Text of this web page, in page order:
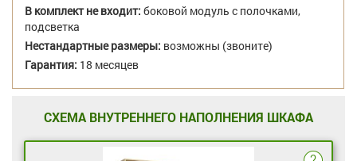
В комплект не входит: боковой модуль с полочками,
подсветка
Нестандартные размеры: возможны (звоните)
Гарантия: 18 месяцев
СХЕМА ВНУТРЕННЕГО НАПОЛНЕНИЯ ШКАФА